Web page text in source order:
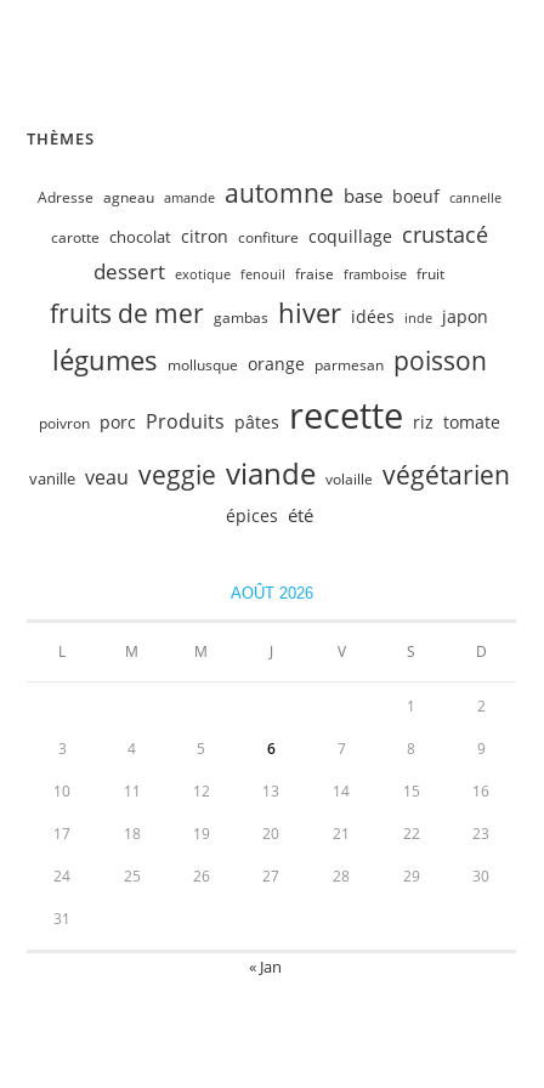
THÈMES
Adresse agneau amande automne base boeuf cannelle
carotte chocolat citron confiture coquillage crustacé
dessert exotique fenouil fraise framboise fruit
fruits de mer gambas hiver idées inde japon
légumes mollusque orange parmesan poisson
poivron porc Produits pâtes recette riz tomate
vanille veau veggie viande volaille végétarien
épices été
AOÛT 2026
L M M J V S D
1 2
3 4 5 6 7 8 9
10 11 12 13 14 15 16
17 18 19 20 21 22 23
24 25 26 27 28 29 30
31
« Jan